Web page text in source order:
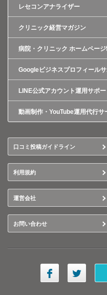
レセコンアナライザー
クリニック経営マガジン
病院・クリニック ホームペー
Googleビジネスプロフィールサ
LINE公式アカウント運用サポー
動画制作・YouTube運用代行サ
口コミ投稿ガイドライン
利用規約
運営会社
お問い合わせ